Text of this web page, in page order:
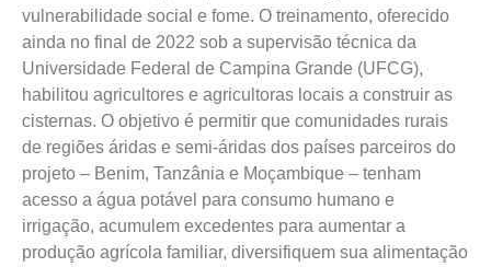
vulnerabilidade social e fome. O treinamento, oferecido
ainda no final de 2022 sob a supervisão técnica da
Universidade Federal de Campina Grande (UFCG),
habilitou agricultores e agricultoras locais a construir as
cisternas. O objetivo é permitir que comunidades rurais
de regiões áridas e semi-áridas dos países parceiros do
projeto – Benim, Tanzânia e Moçambique – tenham
acesso a água potável para consumo humano e
irrigação, acumulem excedentes para aumentar a
produção agrícola familiar, diversifiquem sua alimentação